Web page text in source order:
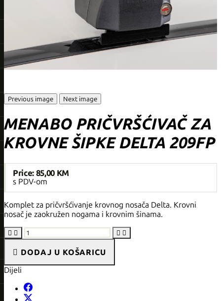
Previous image Next image
MENABO PRIČVRŠĆIVAČ ZA
KROVNE ŠIPKE DELTA 209FP
Price: 85,00 KM
s PDV-om
Komplet za pričvršćivanje krovnog nosača Delta. Krovni
nosač je zaokružen nogama i krovnim šinama.
   
 DODAJ U KOŠARICU
Dijeli